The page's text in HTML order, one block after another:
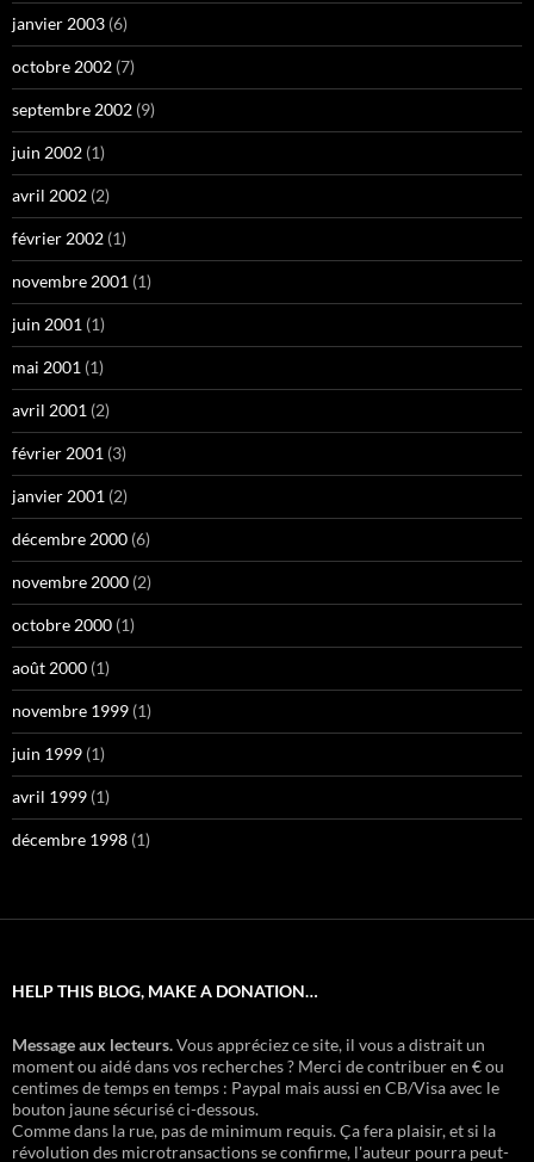
janvier 2003 (6)
octobre 2002 (7)
septembre 2002 (9)
juin 2002 (1)
avril 2002 (2)
février 2002 (1)
novembre 2001 (1)
juin 2001 (1)
mai 2001 (1)
avril 2001 (2)
février 2001 (3)
janvier 2001 (2)
décembre 2000 (6)
novembre 2000 (2)
octobre 2000 (1)
août 2000 (1)
novembre 1999 (1)
juin 1999 (1)
avril 1999 (1)
décembre 1998 (1)
HELP THIS BLOG, MAKE A DONATION…
Message aux lecteurs.Vous appréciez ce site, il vous a distrait un
moment ou aidé dans vos recherches ? Merci de contribuer en € ou
centimes de temps en temps : Paypal mais aussi en CB/Visa avec le
bouton jaune sécurisé ci-dessous.
Comme dans la rue, pas de minimum requis. Ça fera plaisir, et si la
révolution des microtransactions se confirme, l'auteur pourra peut-